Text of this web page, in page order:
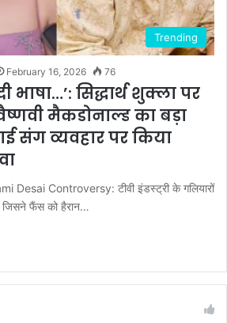
Trending
February 16, 2026 76
भाषा…’: सिद्धार्थ शुक्ला पर
मैकडोनाल्ड का बड़ा
संग व्यवहार पर किया
Desai Controversy: टीवी इंडस्ट्री के गलियारों
फैंस को हैरान…